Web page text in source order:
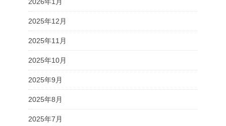
2026年1月
2025年12月
2025年11月
2025年10月
2025年9月
2025年8月
2025年7月